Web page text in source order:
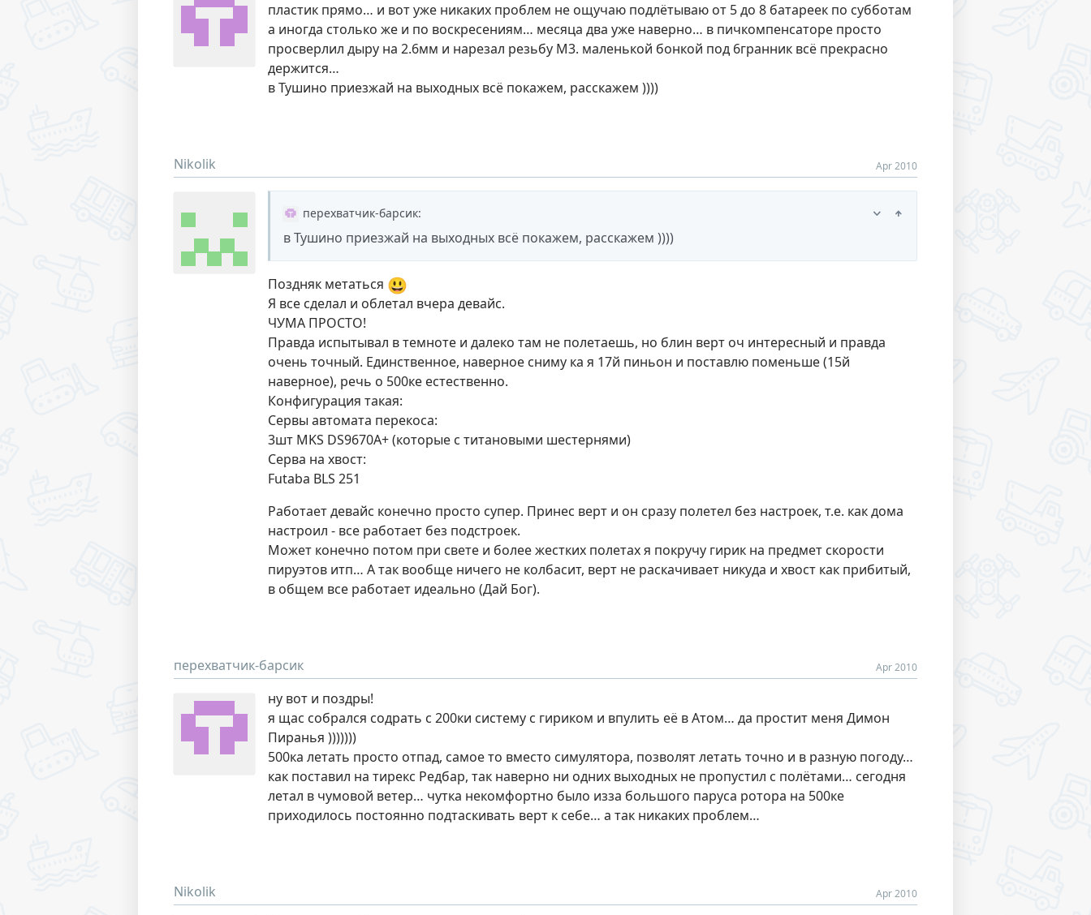
пластик прямо… и вот уже никаких проблем не ощучаю подлётываю от 5 до 8 батареек по субботам
а иногда столько же и по воскресениям… месяца два уже наверно… в пичкомпенсаторе просто
просверлил дыру на 2.6мм и нарезал резьбу М3. маленькой бонкой под 6гранник всё прекрасно
держится…
в Тушино приезжай на выходных всё покажем, расскажем ))))
Nikolik Apr 2010
перехватчик-барсик:
в Тушино приезжай на выходных всё покажем, расскажем ))))
Поздняк метаться 😃
Я все сделал и облетал вчера девайс.
ЧУМА ПРОСТО!
Правда испытывал в темноте и далеко там не полетаешь, но блин верт оч интересный и правда
очень точный. Единственное, наверное сниму ка я 17й пиньон и поставлю поменьше (15й
наверное), речь о 500ке естественно.
Конфигурация такая:
Сервы автомата перекоса:
3шт MKS DS9670A+ (которые с титановыми шестернями)
Серва на хвост:
Futaba BLS 251
Работает девайс конечно просто супер. Принес верт и он сразу полетел без настроек, т.е. как дома
настроил - все работает без подстроек.
Может конечно потом при свете и более жестких полетах я покручу гирик на предмет скорости
пируэтов итп… А так вообще ничего не колбасит, верт не раскачивает никуда и хвост как прибитый,
в общем все работает идеально (Дай Бог).
перехватчик-барсик Apr 2010
ну вот и поздры!
я щас собрался содрать с 200ки систему с гириком и впулить её в Атом… да простит меня Димон
Пиранья )))))))
500ка летать просто отпад, самое то вместо симулятора, позволят летать точно и в разную погоду…
как поставил на тирекс Редбар, так наверно ни одних выходных не пропустил с полётами… сегодня
летал в чумовой ветер… чутка некомфортно было изза большого паруса ротора на 500ке
приходилось постоянно подтаскивать верт к себе… а так никаких проблем…
Nikolik Apr 2010